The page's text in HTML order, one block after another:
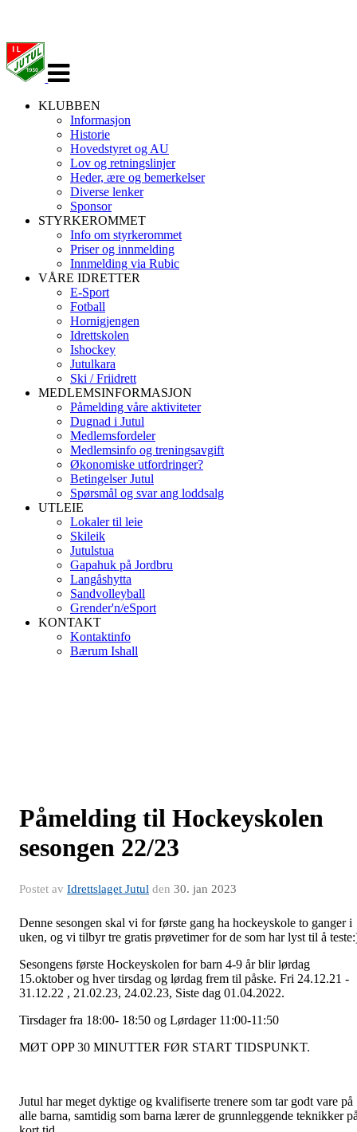
navigasjon
KLUBBEN
Informasjon
Historie
Hovedstyret og AU
Lov og retningslinjer
Heder, ære og bemerkelser
Diverse lenker
Sponsor
STYRKEROMMET
Info om styrkerommet
Priser og innmelding
Innmelding via Rubic
VÅRE IDRETTER
E-Sport
Fotball
Hornigjengen
Idrettskolen
Ishockey
Jutulkara
Ski / Friidrett
MEDLEMSINFORMASJON
Påmelding våre aktiviteter
Dugnad i Jutul
Medlemsfordeler
Medlemsinfo og treningsavgift
Økonomiske utfordringer?
Betingelser Jutul
Spørsmål og svar ang loddsalg
UTLEIE
Lokaler til leie
Skileik
Jutulstua
Gapahuk på Jordbru
Langåshytta
Sandvolleyball
Grender'n/eSport
KONTAKT
Kontaktinfo
Bærum Ishall
Påmelding til Hockeyskolen
sesongen 22/23
Postet av Idrettslaget Jutul den 30. jan 2023
Denne sesongen skal vi for første gang ha hockeyskole to ganger i
uken, og vi tilbyr tre gratis prøvetimer for de som har lyst til å
Sesongens første Hockeyskolen for barn 4-9 år blir lørdag
15.oktober og hver tirsdag og lørdag frem til påske. Fri 24.12.21 -
31.12.22 , 21.02.23, 24.02.23, Siste dag 01.04.2022.
Tirsdager fra 18:00- 18:50 og Lørdager 11:00-11:50
MØT OPP 30 MINUTTER FØR START TIDSPUNKT.
Jutul har meget dyktige og kvalifiserte trenere som tar godt vare på
alle barna, samtidig som barna lærer de grunnleggende teknikker